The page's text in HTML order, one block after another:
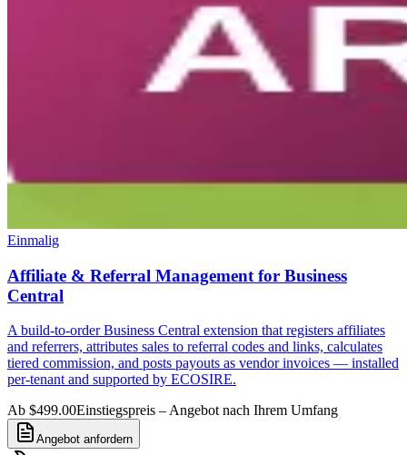
Einmalig
Affiliate & Referral Management for Business
Central
A build-to-order Business Central extension that registers affiliates
and referrers, attributes sales to referral codes and links, calculates
tiered commission, and posts payouts as vendor invoices — installed
per-tenant and supported by ECOSIRE.
Ab $499.00Einstiegspreis – Angebot nach Ihrem Umfang
Angebot anfordern